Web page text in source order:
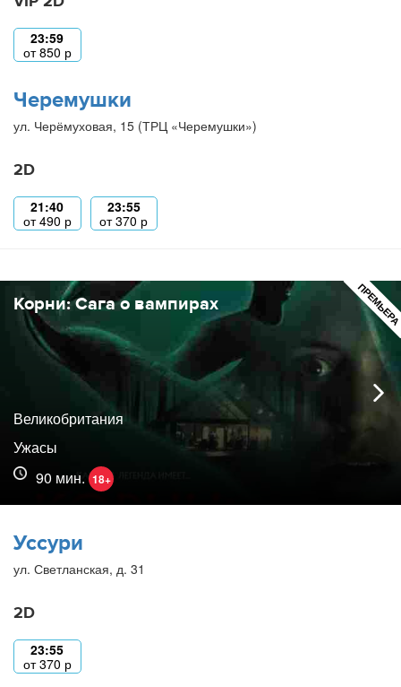
23:59
от850 р
Черемушки
ул. Черёмуховая, 15 (ТРЦ «Черемушки»)
2D
21:40
от490 р
23:55
от370 р
Корни: Сага о вампирах
Великобритания
Ужасы
90 мин. 18+
Уссури
ул. Светланская, д. 31
2D
23:55
от370 р